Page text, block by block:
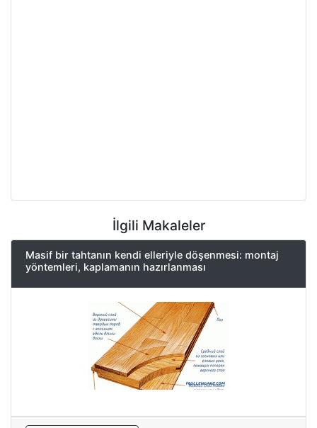
İlgili Makaleler
Masif bir tahtanın kendi elleriyle döşenmesi: montaj
yöntemleri, kaplamanın hazırlanması